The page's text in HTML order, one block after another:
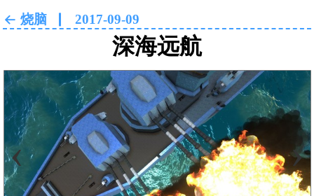
烧脑 2017-09-09
深海远航
‹ ›